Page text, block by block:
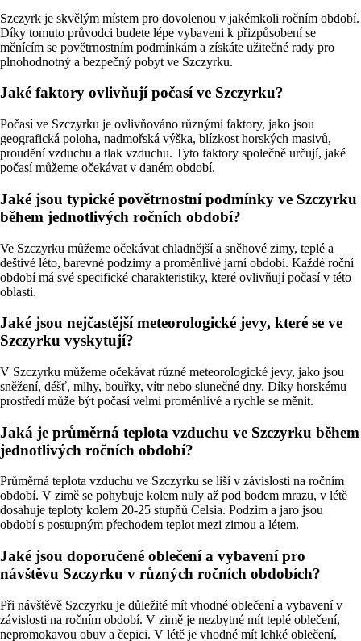
Szczyrk je skvělým místem pro dovolenou v jakémkoli ročním období.
Díky tomuto průvodci budete lépe vybaveni k přizpůsobení se
měnícím se povětrnostním podmínkám a získáte užitečné rady pro
plnohodnotný a bezpečný pobyt ve Szczyrku.
Jaké faktory ovlivňují počasí ve Szczyrku?
Počasí ve Szczyrku je ovlivňováno různými faktory, jako jsou
geografická poloha, nadmořská výška, blízkost horských masivů,
proudění vzduchu a tlak vzduchu. Tyto faktory společně určují, jaké
počasí můžeme očekávat v daném období.
Jaké jsou typické povětrnostní podmínky ve Szczyrku
během jednotlivých ročních období?
Ve Szczyrku můžeme očekávat chladnější a sněhové zimy, teplé a
deštivé léto, barevné podzimy a proměnlivé jarní období. Každé roční
období má své specifické charakteristiky, které ovlivňují počasí v této
oblasti.
Jaké jsou nejčastější meteorologické jevy, které se ve
Szczyrku vyskytují?
V Szczyrku můžeme očekávat různé meteorologické jevy, jako jsou
sněžení, déšť, mlhy, bouřky, vítr nebo slunečné dny. Díky horskému
prostředí může být počasí velmi proměnlivé a rychle se měnit.
Jaká je průměrná teplota vzduchu ve Szczyrku během
jednotlivých ročních období?
Průměrná teplota vzduchu ve Szczyrku se liší v závislosti na ročním
období. V zimě se pohybuje kolem nuly až pod bodem mrazu, v létě
dosahuje teploty kolem 20-25 stupňů Celsia. Podzim a jaro jsou
období s postupným přechodem teplot mezi zimou a létem.
Jaké jsou doporučené oblečení a vybavení pro
návštěvu Szczyrku v různých ročních obdobích?
Při návštěvě Szczyrku je důležité mít vhodné oblečení a vybavení v
závislosti na ročním období. V zimě je nezbytné mít teplé oblečení,
nepromokavou obuv a čepici. V létě je vhodné mít lehké oblečení,